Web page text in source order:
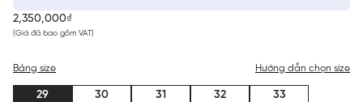
2,350,000₫
(Giá đã bao gồm VAT)
Bảng size Hướng dẫn chọn size
29 30 31 32
33